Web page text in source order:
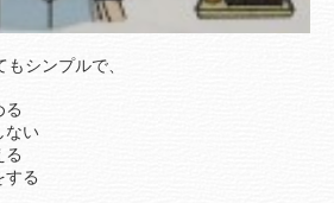
シンプルで、
る
ない
る
する